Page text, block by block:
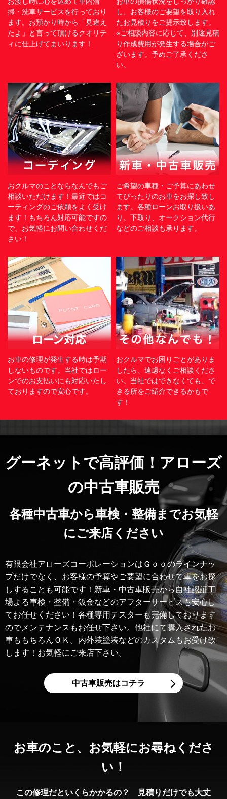
掃・洗車サービスを行っており
ます。お預かり時から「見違え
たよ」と言って頂けるクオリテ
ィに仕上げてまいります！
し、お客様のご要望を取り入れ
たお見積りをご提示致します。
※ご相談内容に応じて、別途見積
り作成費用が発生する場合がご
ざいます。予めご了承くださ
い。
おクルマのことならなんでもご
相談いただけます！最近ではコ
ーティングのご依頼をよく受け
ます！もちろん対応可能ですの
で、お気軽にお問い合わせくだ
さい！
ご希望の車種・ご予算にあわせ
てぴったりのお車をお探し致し
ます。各種ローンお取り扱いあ
り。下取り、オークション代行
などのご相談も承ります。
お車の修理が発生する時は予期
しないものです。当社ではロー
ンでのお支払いにも対応いたし
ておりますので安心です。
おクルマでお困りごとがありま
したら、遠慮なくご相談くださ
い。当社ではできなくても、で
きる所をご紹介できるかもで
す！
グーネットで高評価！アローズ
の中古車販売
各種中古車から車検・整備までお気軽
にご来店ください
有限会社アローズコーポレーションはＧｏｏのラインナッ
プだけでなく、お客様の予算やご要望に合わせて車をお探
しすることも可能です！新車・中古車販売から自社認証工
場よる車検・整備・鈑金などのアフターサービスも安心し
てお任せください！各種専用テスターも完備しております
のでメンテナンスもお任せ下さい。他社にて購入されたお
車ももちろんＯＫ。内外装塗装などのカスタムもお受け致
します！お気軽にご来店下さい。
中古車販売はコチラ
お車のこと、 お気軽にお尋ねくださ
い！
この修理だといくらかかるの？ 見積りだけでも大丈